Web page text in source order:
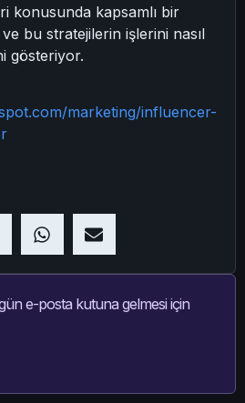
konusunda kapsamlı bir
bu stratejilerin işlerini nasıl
gösteriyor.
marketing/influencer-
e-posta kutuna gelmesi için